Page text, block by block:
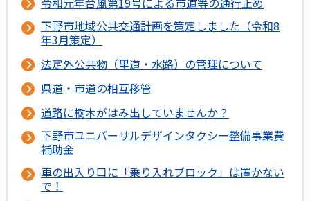
下野市地域公共交通計画を策定しました（令和8
年3月策定）
法定外公共物（里道・水路）の管理について
県道・市道の相互移管
道路に樹木がはみ出していませんか？
下野市ユニバーサルデザインタクシー整備事業費
補助金
車の出入り口に「乗り入れブロック」は置かない
で！